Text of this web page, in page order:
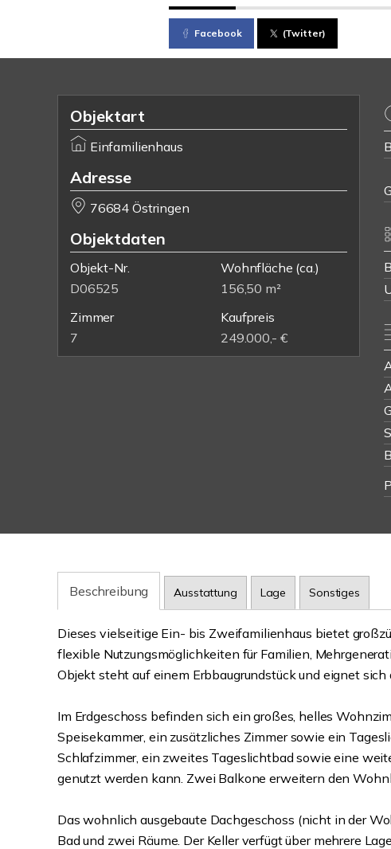
Facebook (Twitter)
Objektart
Einfamilienhaus
Adresse
76684 Östringen
Objektdaten
Objekt-Nr.
D06525
Wohnfläche (ca.)
156,50 m²
Zimmer
7
Kaufpreis
249.000,- €
Beschreibung Ausstattung Lage Sonstiges
Dieses vielseitige Ein- bis Zweifamilienhaus bietet
flexible Nutzungsmöglichkeiten für Familien,
Objekt steht auf einem Erbbaugrundstück und eignet
Im Erdgeschoss befinden sich ein großes, helles
Speisekammer, ein zusätzliches Zimmer sowie ein
Schlafzimmer, ein zweites Tageslichtbad sowie eine
genutzt werden kann. Zwei Balkone erweitern den
Das wohnlich ausgebaute Dachgeschoss (nicht in der
Bad und zwei Räume. Der Keller verfügt über mehrere